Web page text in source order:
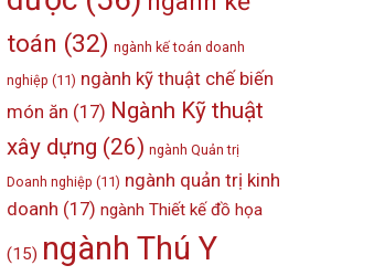
toán (32) ngành kế toán doanh
nghiệp (11) ngành kỹ thuật chế biến
món ăn (17) Ngành Kỹ thuật
xây dựng (26) ngành Quản trị
Doanh nghiệp (11) ngành quản trị kinh
doanh (17) ngành Thiết kế đồ họa
(15) ngành Thú Y